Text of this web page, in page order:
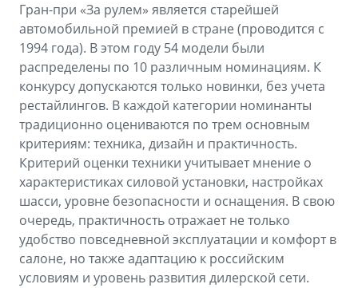
Гран-при «За рулем» является старейшей
автомобильной премией в стране (проводится с
1994 года). В этом году 54 модели были
распределены по 10 различным номинациям. К
конкурсу допускаются только новинки, без учета
рестайлингов. В каждой категории номинанты
традиционно оцениваются по трем основным
критериям: техника, дизайн и практичность.
Критерий оценки техники учитывает мнение о
характеристиках силовой установки, настройках
шасси, уровне безопасности и оснащения. В свою
очередь, практичность отражает не только
удобство повседневной эксплуатации и комфорт в
салоне, но также адаптацию к российским
условиям и уровень развития дилерской сети.